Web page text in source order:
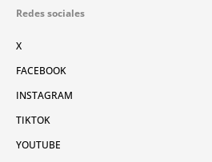
Redes sociales
X
FACEBOOK
INSTAGRAM
TIKTOK
YOUTUBE